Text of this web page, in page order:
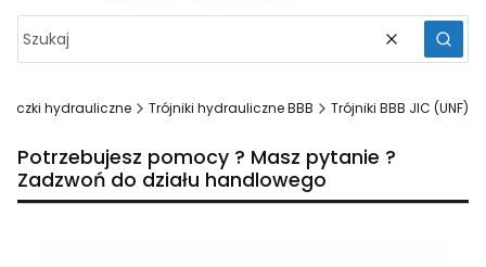
Wyczyść
hydrauliczne Trójniki hydrauliczne BBB Trójniki BBB JIC (UNF)
Potrzebujesz pomocy ? Masz pytanie ?
Zadzwoń do działu handlowego